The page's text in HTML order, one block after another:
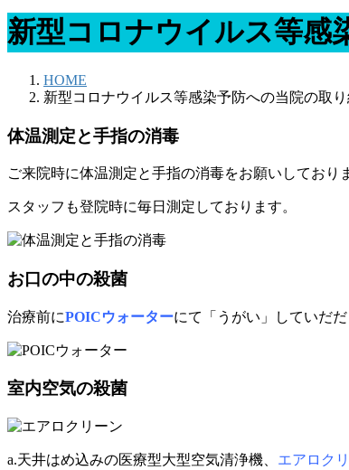
新型コロナウイルス等感
HOME
新型コロナウイルス等感染予防への当院の取
体温測定と手指の消毒
ご来院時に体温測定と手指の消毒をお願いしており
スタッフも登院時に毎日測定しております。
お口の中の殺菌
治療前にPOICウォーターにて「うがい」していだ
室内空気の殺菌
a.天井はめ込みの医療型大型空気清浄機、 エアロク